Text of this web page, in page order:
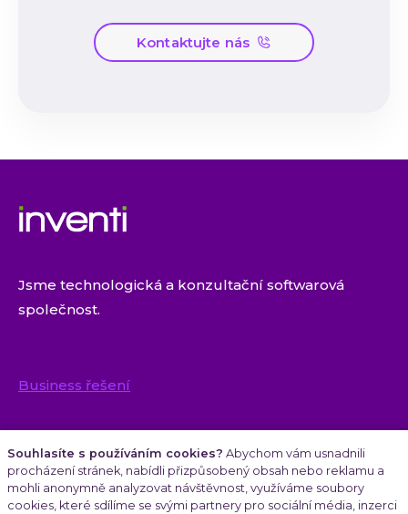
Kontaktujte nás
Jsme technologická a konzultační softwarová
společnost.
Business řešení
Software řešení
Souhlasíte s používáním cookies? Abychom vám usnadnili
procházení stránek, nabídli přizpůsobený obsah nebo reklamu a
mohli anonymně analyzovat návštěvnost, využíváme soubory
cookies, které sdílíme se svými partnery pro sociální média, inzerci